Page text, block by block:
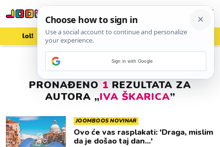
lol! aww vrh! woot?!
PRONAĐENO 1 REZULTATA ZA
AUTORA „IVA ŠKARICA”
JOOMBOOS NOVINAR
Ovo će vas rasplakati: 'Draga, mislim
da je došao taj dan...'
Sign in with Google